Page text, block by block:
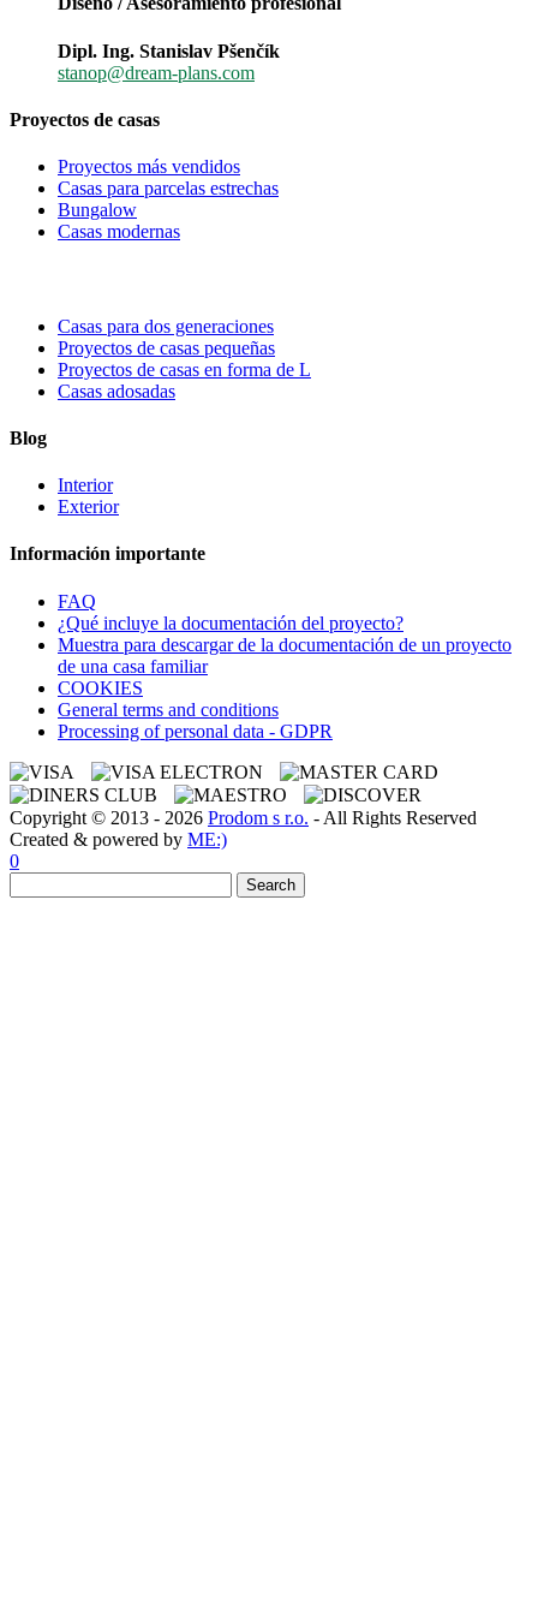
Dipl. Ing. Stanislav Pšenčík
stanop@dream-plans.com
Proyectos de casas
Proyectos más vendidos
Casas para parcelas estrechas
Bungalow
Casas modernas
Casas para dos generaciones
Proyectos de casas pequeñas
Proyectos de casas en forma de L
Casas adosadas
Blog
Interior
Exterior
Información importante
FAQ
¿Qué incluye la documentación del proyecto?
Muestra para descargar de la documentación de un proyecto
de una casa familiar
COOKIES
General terms and conditions
Processing of personal data - GDPR
Copyright © 2013 - 2026 Prodom s r.o. - All Rights Reserved
Created & powered by ME:)
0